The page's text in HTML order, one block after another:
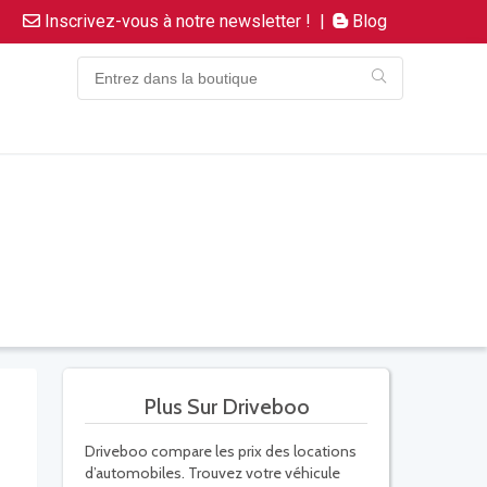
Inscrivez-vous à notre newsletter ! | Blog
Plus Sur Driveboo
Driveboo compare les prix des locations
d’automobiles. Trouvez votre véhicule